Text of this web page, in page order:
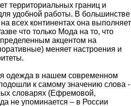
территориальных границ и
удобной работы. В большинстве
всех континентах она выполняет
что только Мода на то, что
акцентом на
меняет настроения и
одежда в нашем современном
к самому значению слова -
словарях (Ефремовой,
не упоминается – в России